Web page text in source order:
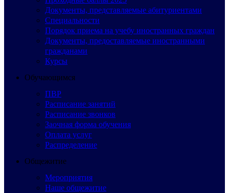
Документы, представляемые абитуриентами
Специальности
Порядок приема на учебу иностранных граждан
Документы, предоставляемые иностранными
гражданами
Курсы
Обучающимся
ПВР
Расписание занятий
Расписание звонков
Заочная форма обучения
Оплата услуг
Распределение
Общежитие
Мероприятия
Наше общежитие